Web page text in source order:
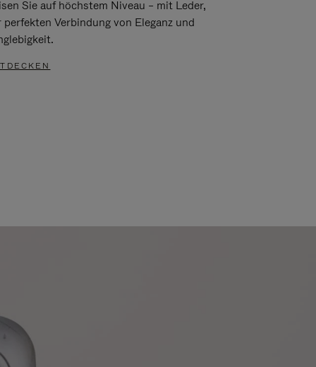
Sie auf höchstem Niveau – mit Leder,
perfekten Verbindung von Eleganz und